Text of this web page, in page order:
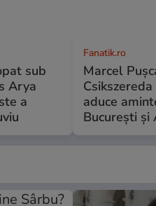
sub
Arya
a
Fanatik.ro
Marcel
aduce
București și